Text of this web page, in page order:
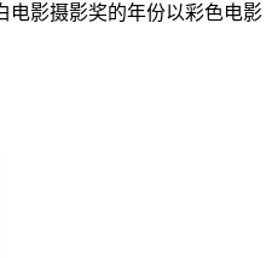
电影摄影奖的年份以彩色电影